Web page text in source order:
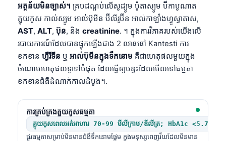
អត្ថន័យមិនច្បាស់។ គ្របដណ្តប់លើសូដ្យូម ប៉ូតាស្យូម ប៊ីកាបូណាត
គ្លុយកូស កាល់ស្យូម អាល់ប៊ុមីន ប៊ីលីរូប៊ីន អាល់កាឡាំងហ្វូស្វាតាស,
AST, ALT, ប៊ុន, និង creatinine. ។ ក្នុងការវិភាគរបស់យើងលើ
របាយការណ៍ដែលបានផ្ទុកឡើងជាង 2 លាននៅ Kantesti ការ
ខកខាន ហ្វឺរីទីន ឬ អាល់ប៊ុមីនក្នុងទឹកនោម គឺជាហេតុផលមួយក្នុង
ចំណោមហេតុផលទូទៅបំផុត ដែលធ្វើឲ្យបន្ទះដែលមើលទៅធម្មតា
ខកខានជំងឺដំណាក់កាលដំបូង។.
ការគ្រប់គ្រងគ្លុយកូសធម្មតា
គ្លុយកូសពេលអត់អាហារ 70-99 មីលីក្រាម/ឌីលីត្រ; HbA1c <5.7%
ជួរធម្មតាសម្រាប់មិនមានជំងឺទឹកនោមផ្អែម ក្នុងមនុស្សពេញវ័យដែលមិនមាន